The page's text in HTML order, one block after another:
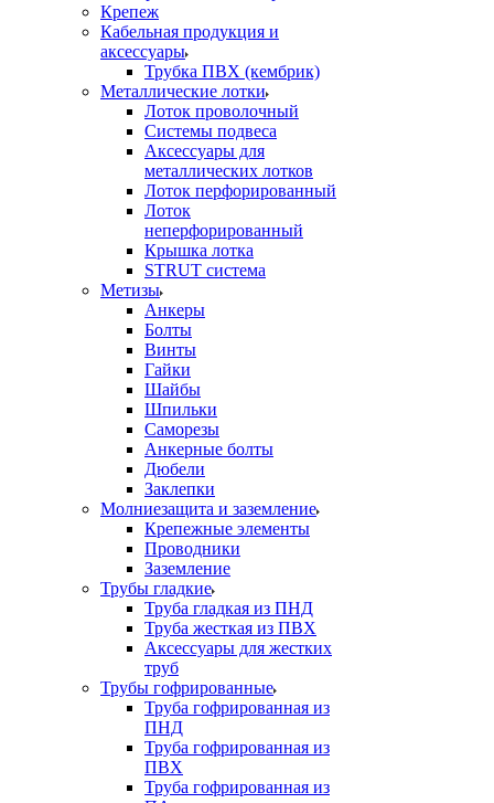
Крепеж
Кабельная продукция и
аксессуары
Трубка ПВХ (кембрик)
Металлические лотки
Лоток проволочный
Системы подвеса
Аксессуары для
металлических лотков
Лоток перфорированный
Лоток
неперфорированный
Крышка лотка
STRUT система
Метизы
Анкеры
Болты
Винты
Гайки
Шайбы
Шпильки
Саморезы
Анкерные болты
Дюбели
Заклепки
Молниезащита и заземление
Крепежные элементы
Проводники
Заземление
Трубы гладкие
Труба гладкая из ПНД
Труба жесткая из ПВХ
Аксессуары для жестких
труб
Трубы гофрированные
Труба гофрированная из
ПНД
Труба гофрированная из
ПВХ
Труба гофрированная из